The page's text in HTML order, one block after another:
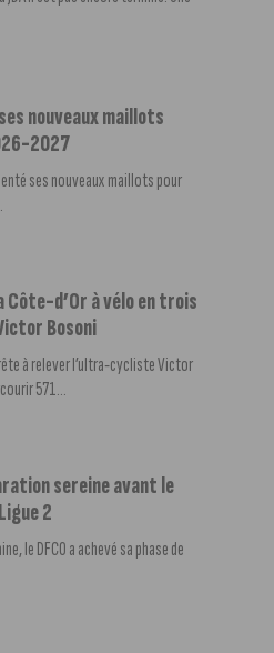
nouveaux maillots
2027
ses nouveaux maillots pour
Côte-d’Or à vélo en trois
Bosoni
à relever l’ultra-cycliste Victor
571...
sereine avant le
2
le DFCO a achevé sa phase de